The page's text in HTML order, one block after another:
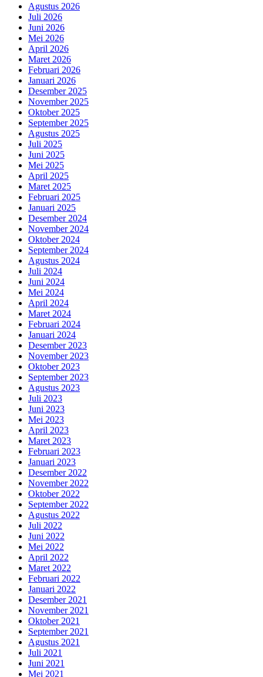
Agustus 2026
Juli 2026
Juni 2026
Mei 2026
April 2026
Maret 2026
Februari 2026
Januari 2026
Desember 2025
November 2025
Oktober 2025
September 2025
Agustus 2025
Juli 2025
Juni 2025
Mei 2025
April 2025
Maret 2025
Februari 2025
Januari 2025
Desember 2024
November 2024
Oktober 2024
September 2024
Agustus 2024
Juli 2024
Juni 2024
Mei 2024
April 2024
Maret 2024
Februari 2024
Januari 2024
Desember 2023
November 2023
Oktober 2023
September 2023
Agustus 2023
Juli 2023
Juni 2023
Mei 2023
April 2023
Maret 2023
Februari 2023
Januari 2023
Desember 2022
November 2022
Oktober 2022
September 2022
Agustus 2022
Juli 2022
Juni 2022
Mei 2022
April 2022
Maret 2022
Februari 2022
Januari 2022
Desember 2021
November 2021
Oktober 2021
September 2021
Agustus 2021
Juli 2021
Juni 2021
Mei 2021